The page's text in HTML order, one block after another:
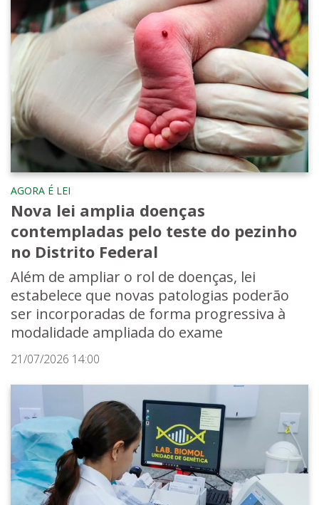
AGORA É LEI
Nova lei amplia doenças
contempladas pelo teste do pezinho
no Distrito Federal
Além de ampliar o rol de doenças, lei
estabelece que novas patologias poderão
ser incorporadas de forma progressiva à
modalidade ampliada do exame
21/07/2026 14:00